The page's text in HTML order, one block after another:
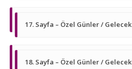
17. Sayfa – Özel Günler / Gelecek
18. Sayfa – Özel Günler / Gelecek